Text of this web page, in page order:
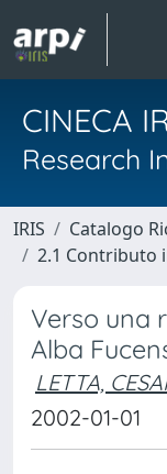
CINECA
Research
IRIS Catalogo
2.1 Contributo
Verso una
Alba
LETTA,
2002-01-01